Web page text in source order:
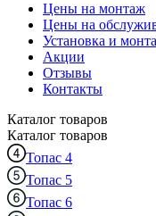
Цены на монтаж
Цены на
Установка и
Акции
Отзывы
Контакты
Каталог товаров
Каталог товаров
Топас 4
Топас 5
Топас 6